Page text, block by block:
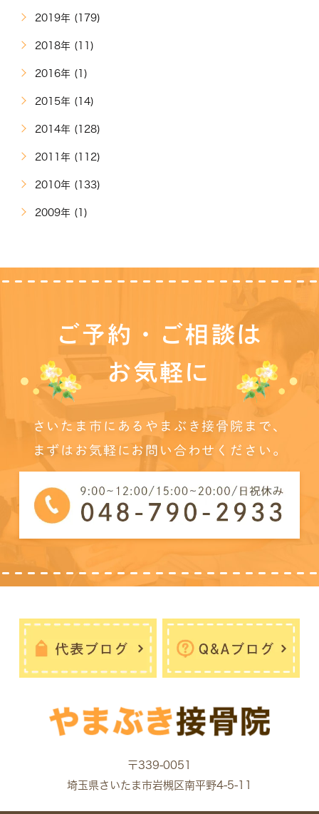
2019年 (179)
2018年 (11)
2016年 (1)
2015年 (14)
2014年 (128)
2011年 (112)
2010年 (133)
2009年 (1)
ご予約・ご相談は
お気軽に
さいたま市にあるやまぶき接骨院まで、
まずはお気軽にお問い合わせください。
〒339-0051
埼玉県さいたま市岩槻区南平野4-5-11